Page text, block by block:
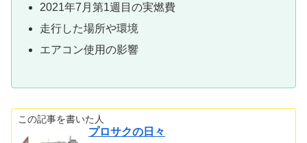
2021年7月第1週目の実燃費
走行した場所や環境
エアコン使用の影響
この記事を書いた人
プロサクの日々